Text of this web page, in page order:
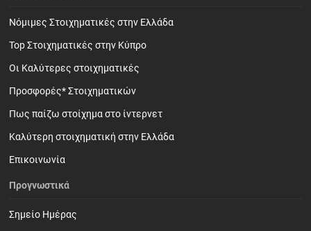
Νόμιμες Στοιχηματικές στην Ελλάδα
Top Στοιχηματικές στην Κύπρο
Οι Καλύτερες στοιχηματικές
Προσφορές* Στοιχηματικών
Πως παίζω στοίχημα στο ίντερνετ
Καλύτερη στοιχηματική στην Ελλάδα
Επικοινωνία
Προγνωστικά
Σημείο Ημέρας